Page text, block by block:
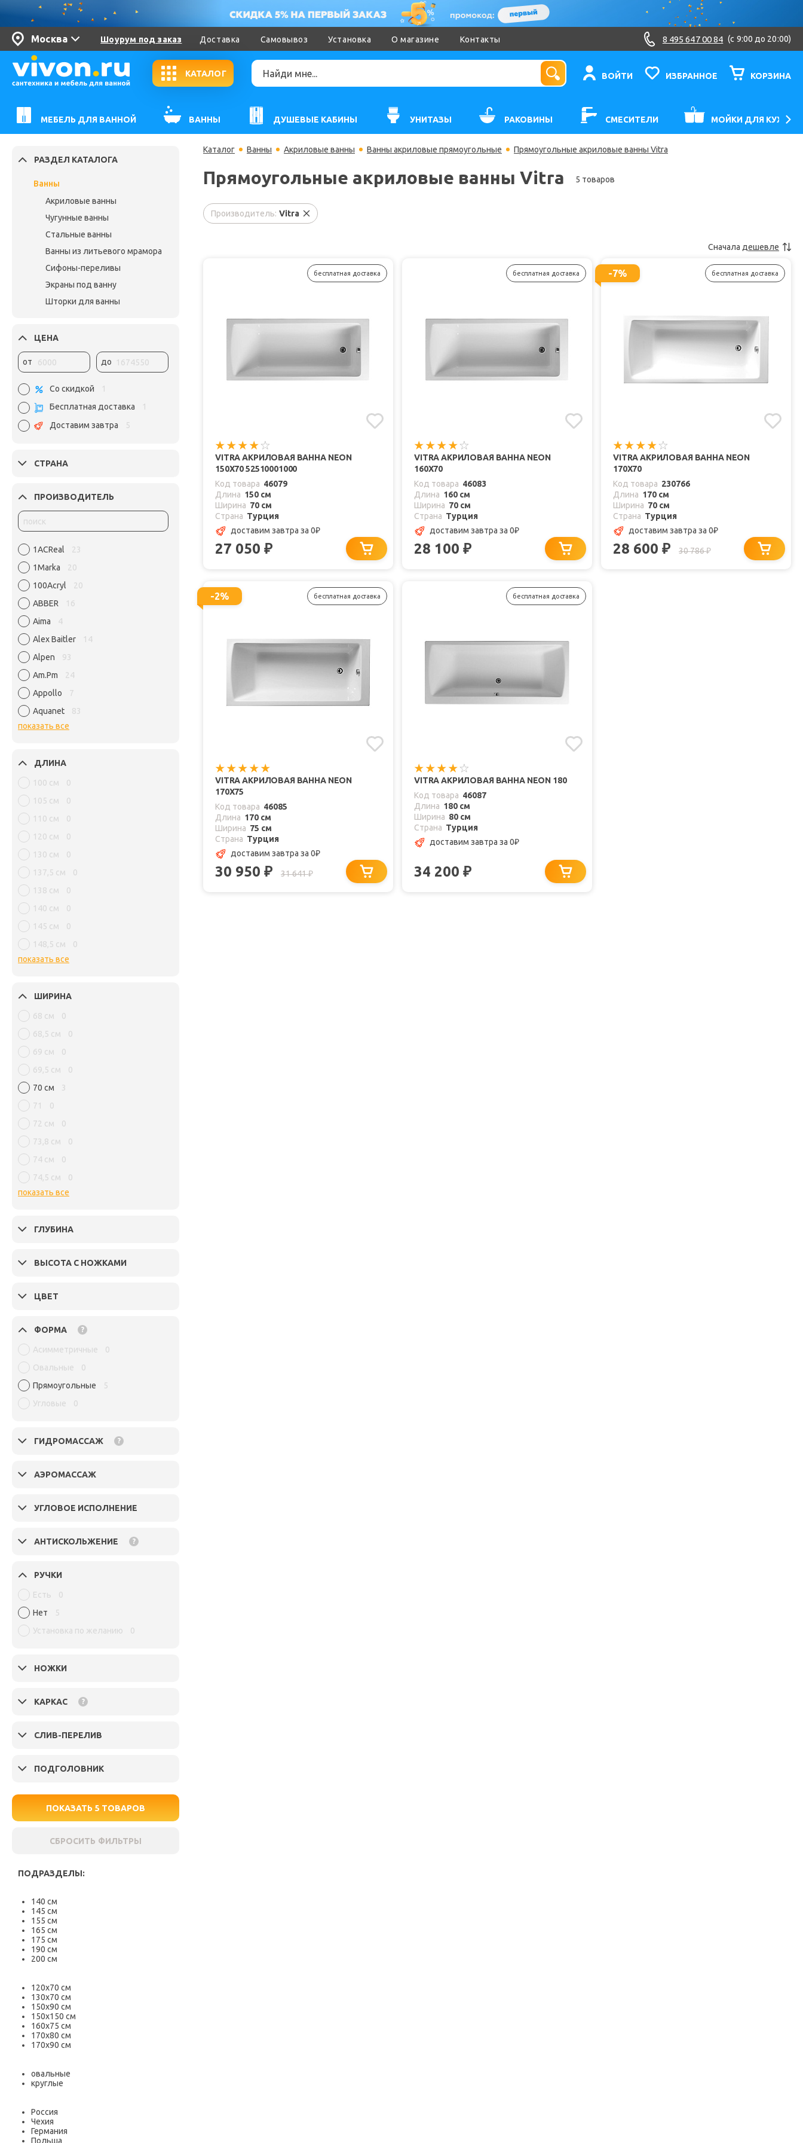
Москва Шоурум под заказ Доставка Самовывоз Установка О магазине Контакты 8 495 647 00 84 (c 9:00 до 20:00)
КАТАЛОГ ВОЙТИ ИЗБРАННОЕ КОРЗИНА
МЕБЕЛЬ ДЛЯ ВАННОЙ ВАННЫ ДУШЕВЫЕ КАБИНЫ УНИТАЗЫ РАКОВИНЫ СМЕСИТЕЛИ МОЙКИ ДЛЯ КУХНИ
РАЗДЕЛ КАТАЛОГА
Ванны
Акриловые ванны
Чугунные ванны
Стальные ванны
Ванны из литьевого мрамора
Сифоны-переливы
Экраны под ванну
Шторки для ванны
ЦЕНА
от до
Со скидкой
1
Бесплатная доставка
1
Доставим завтра
5
СТРАНА
ПРОИЗВОДИТЕЛЬ
1ACReal
23
1Marka
20
100Acryl
20
ABBER
16
Aima
4
Alex Baitler
14
Alpen
93
Am.Pm
24
Appollo
7
Aquanet
83
показать все
ДЛИНА
100 см
0
105 см
0
110 см
0
120 см
0
130 см
0
137,5 см
0
138 см
0
140 см
0
145 см
0
148,5 см
0
показать все
ШИРИНА
68 см
0
68,5 см
0
69 см
0
69,5 см
0
70 см
3
71
0
72 см
0
73,8 см
0
74 см
0
74,5 см
0
показать все
ГЛУБИНА
ВЫСОТА С НОЖКАМИ
ЦВЕТ
ФОРМА ?
Асимметричные
0
Овальные
0
Прямоугольные
5
Угловые
0
ГИДРОМАССАЖ ?
АЭРОМАССАЖ
УГЛОВОЕ ИСПОЛНЕНИЕ
АНТИСКОЛЬЖЕНИЕ ?
РУЧКИ
Есть
0
Нет
5
Установка по желанию
0
НОЖКИ
КАРКАС ?
СЛИВ-ПЕРЕЛИВ
ПОДГОЛОВНИК
ПОКАЗАТЬ 5 ТОВАРОВ
СБРОСИТЬ ФИЛЬТРЫ
ПОДРАЗДЕЛЫ:
140 см
145 см
155 см
165 см
175 см
190 см
200 см
120х70 см
130х70 см
150х90 см
150х150 см
160х75 см
170х80 см
170х90 см
овальные
круглые
Россия
Чехия
Германия
Польша
Каталог Ванны Акриловые ванны Ванны акриловые прямоугольные Прямоугольные акриловые ванны Vitra
Прямоугольные акриловые ванны Vitra 5 товаров
Производитель: Vitra
Сначала дешевле
бесплатная доставка
VITRA АКРИЛОВАЯ ВАННА NEON
150X70 52510001000
Код товара 46079
Длина 150 см
Ширина 70 см
Страна Турция
доставим завтра за 0₽
27 050 ₽
бесплатная доставка
VITRA АКРИЛОВАЯ ВАННА NEON
160X70
Код товара 46083
Длина 160 см
Ширина 70 см
Страна Турция
доставим завтра за 0₽
28 100 ₽
-7% бесплатная доставка
VITRA АКРИЛОВАЯ ВАННА NEON
170X70
Код товара 230766
Длина 170 см
Ширина 70 см
Страна Турция
доставим завтра за 0₽
28 600 ₽ 30 786₽
-2% бесплатная доставка
VITRA АКРИЛОВАЯ ВАННА NEON
170X75
Код товара 46085
Длина 170 см
Ширина 75 см
Страна Турция
доставим завтра за 0₽
30 950 ₽ 31 641₽
бесплатная доставка
VITRA АКРИЛОВАЯ ВАННА NEON 180
Код товара 46087
Длина 180 см
Ширина 80 см
Страна Турция
доставим завтра за 0₽
34 200 ₽